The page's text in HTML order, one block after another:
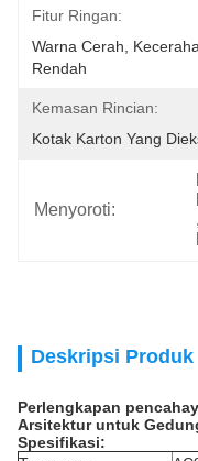
Fitur Ringan:
Warna Cerah,
Rendah
Kemasan Rincian:
Kotak Karton Yang
Menyoroti:
,
Deskripsi Produk
Perlengkapan
Arsitektur untuk
Spesifikasi: